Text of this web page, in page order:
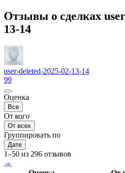
Отзывы о сделках
13-14
user-deleted-2025-02-13-14
99
Оценка
Все
От кого
От всех
Группировать по
Дате
1–50 из 296 отзывов
→